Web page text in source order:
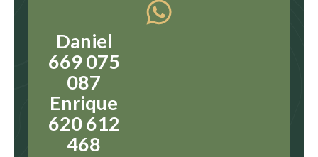
Daniel
669 075
087
Enrique
620 612
468